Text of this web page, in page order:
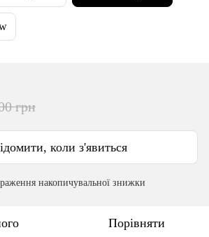
грн
коли з'явиться
накопичувальної знижки
Порівняти